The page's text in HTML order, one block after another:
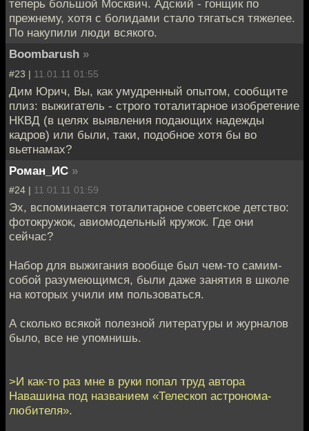
теперь большой Москвич. Адский - гонщик по
прежнему, хотя с болидами стало тягаться тяжелее.
По накупили люди всякого.
Boombarush »
#23 | 11.01.11 01:55
Дим Юрич, Вы, как умудренный опытом, сообщите
плиз: выжигатель - строго тоталитарное изобретение
НКВД (в целях выявления подающих надежды
кадров) или были, таки, подобное хотя бы во
вьетнамах?
Роман_ИС »
#24 | 11.01.11 01:59
Эх, вспоминается тоталитарное советское детство:
фотокружок, авиомодельный кружок. Где они
сейчас?
Набор для выжигания вообще был чем-то самим-
собой разумеющимся, были даже занятия в школе
на которых учили им пользоваться.
А сколько всякой полезной литературы и журналов
было, все не упомнишь.
>И как-то раз мне в руки попал труд автора
Навашина под названием «Телескоп астронома-
любителя».